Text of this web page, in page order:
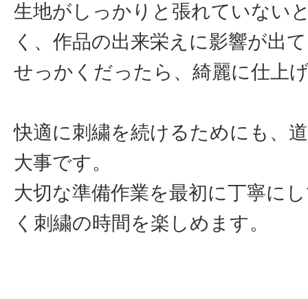
生地がしっかりと張れていない
く、作品の出来栄えに影響が出
せっかくだったら、綺麗に仕上
快適に刺繍を続けるためにも、
大事です。
大切な準備作業を最初に丁寧に
く刺繍の時間を楽しめます。